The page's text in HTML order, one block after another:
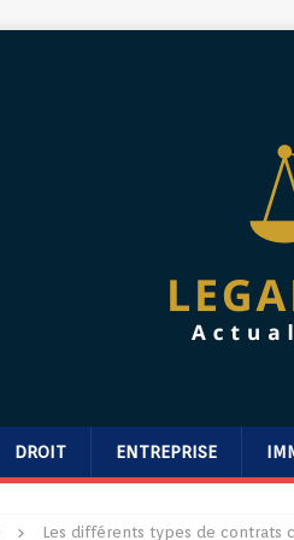
DROIT ENTREPRISE
Les différents types de contrats